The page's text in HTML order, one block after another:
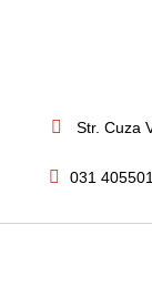
Str. Cuza
031